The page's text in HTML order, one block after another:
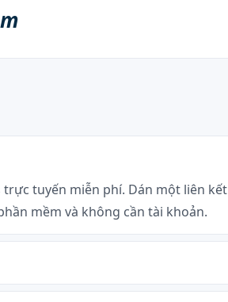
trực tuyến miễn phí. Dán một liên kết
mềm và không cần tài khoản.